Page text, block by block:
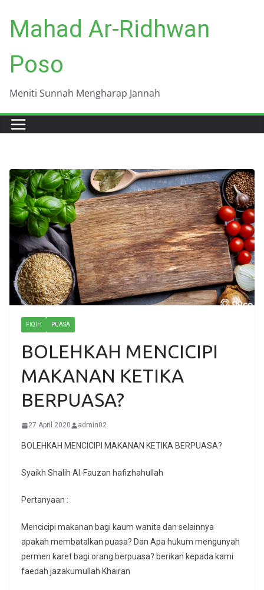
content
Mahad Ar-Ridhwan
Poso
Meniti Sunnah Mengharap Jannah
FIQIH PUASA
BOLEHKAH MENCICIPI
MAKANAN KETIKA
BERPUASA?
27 April 2020 admin02
BOLEHKAH MENCICIPI MAKANAN KETIKA BERPUASA?
Syaikh Shalih Al-Fauzan hafizhahullah
Pertanyaan :
Mencicipi makanan bagi kaum wanita dan selainnya
apakah membatalkan puasa? Dan Apa hukum mengunyah
permen karet bagi orang berpuasa? berikan kepada kami
faedah jazakumullah Khairan